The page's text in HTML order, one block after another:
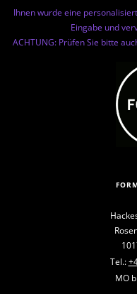
Ihnen wurde eine
Eingabe und
ACHTUNG: Prüfen Sie bitte
Tel.:
MO